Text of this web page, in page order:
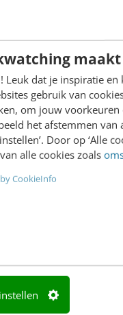
Leuk dat je inspiratie
gebruik van
om jouw
het afstemmen van
Door op ‘Alle
alle cookies zoals
CookieInfo
we blij zijn met
eigen
Tikkies per
stroom aan
hoort